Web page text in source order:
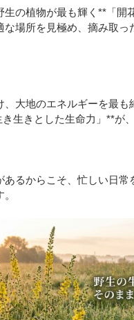
生の植物が最も輝く**「開
な場所を見極め、摘み取
、大地のエネルギーを最
生きとした生命力」**が
あるからこそ、忙しい日